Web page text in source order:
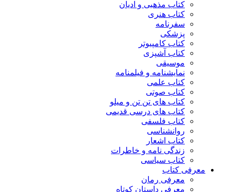
کتاب مذهبی و ادیان
کتاب هنری
سفرنامه
پزشکی
کتاب کامپیوتر
کتاب آشپزی
موسیقی
نمایشنامه و فیلمنامه
کتاب علمی
کتاب صوتی
کتاب های تن تن و میلو
کتاب های درسی قدیمی
کتاب فلسفی
روانشناسی
کتاب اشعار
زندگی نامه و خاطرات
کتاب سیاسی
معرفی کتاب
معرفی رمان
معرفی داستان کوتاه